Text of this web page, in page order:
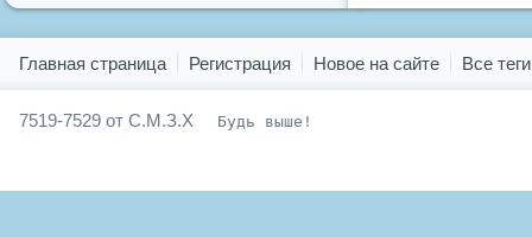
Главная страница Регистрация Новое на сайте Все теги
7519-7529 от С.М.З.Х Будь выше!